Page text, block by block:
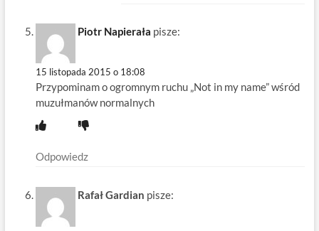
Piotr Napierała pisze:
15 listopada 2015 o 18:08
Przypominam o ogromnym ruchu „Not in my name” wśród
muzułmanów normalnych
Odpowiedz
Rafał Gardian pisze: